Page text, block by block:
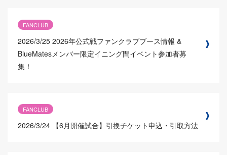
FANCLUB
2026/3/25 2026年公式戦ファンクラブブース情報 &
BlueMatesメンバー限定イニング間イベント参加者募
集！
FANCLUB
2026/3/24 【6月開催試合】引換チケット申込・引取方法